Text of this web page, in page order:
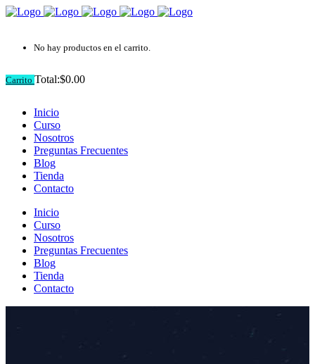
No hay productos en el carrito.
Carrito Total:$0.00
Inicio
Curso
Nosotros
Preguntas Frecuentes
Blog
Tienda
Contacto
Inicio
Curso
Nosotros
Preguntas Frecuentes
Blog
Tienda
Contacto